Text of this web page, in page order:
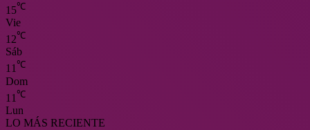
15℃
Vie
12℃
Sáb
11℃
Dom
11 ℃
Lun
LO MÁS RECIENTE